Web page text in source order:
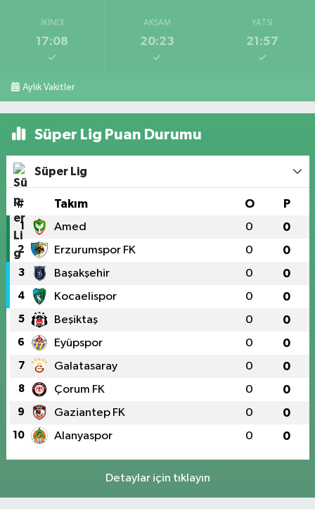
İKINDI
17:08
AKŞAM
20:23
YATSI
21:57
Aylık Vakitler
Süper Lig Puan Durumu
Süper Lig
# Takım O P
1 Amed 0 0
2 Erzurumspor FK 0 0
3 Başakşehir 0 0
4 Kocaelispor 0 0
5 Beşiktaş 0 0
6 Eyüpspor 0 0
7 Galatasaray 0 0
8 Çorum FK 0 0
9 Gaziantep FK 0 0
10 Alanyaspor 0 0
Detaylar için tıklayın